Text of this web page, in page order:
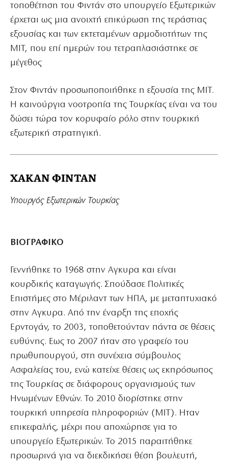
τοποθέτηση του Φιντάν στο υπουργείο Εξωτερικών
έρχεται ως μια ανοιχτή επικύρωση της τεράστιας
εξουσίας και των εκτεταμένων αρμοδιοτήτων της
MIT, που επί ημερών του τετραπλασιάστηκε σε
μέγεθος
Στον Φιντάν πρoσωποποιήθηκε η εξουσία της MIT.
Η καινούργια νοοτροπία της Τουρκίας είναι να του
δώσει τώρα τον κορυφαίο ρόλο στην τουρκική
εξωτερική στρατηγική.
ΧΑΚΑΝ ΦΙΝΤΑΝ
Υπουργός Εξωτερικών Τουρκίας
ΒΙΟΓΡΑΦΙΚΟ
Γεννήθηκε το 1968 στην Αγκυρα και είναι
κουρδικής καταγωγής. Σπούδασε Πολιτικές
Επιστήμες στο Μέριλαντ των ΗΠΑ, με μεταπτυχιακό
στην Αγκυρα. Από την έναρξη της εποχής
Ερντογάν, το 2003, τοποθετούνταν πάντα σε θέσεις
ευθύνης. Εως το 2007 ήταν στο γραφείο του
πρωθυπουργού, στη συνέχεια σύμβουλος
Ασφαλείας του, ενώ κατείχε θέσεις ως εκπρόσωπος
της Τουρκίας σε διάφορους οργανισμούς των
Ηνωμένων Εθνών. Το 2010 διορίστηκε στην
τουρκική υπηρεσία πληροφοριών (ΜΙΤ). Ηταν
επικεφαλής, μέχρι που αποχώρησε για το
υπουργείο Εξωτερικών. Το 2015 παραιτήθηκε
προσωρινά για να διεκδικήσει θέση βουλευτή,